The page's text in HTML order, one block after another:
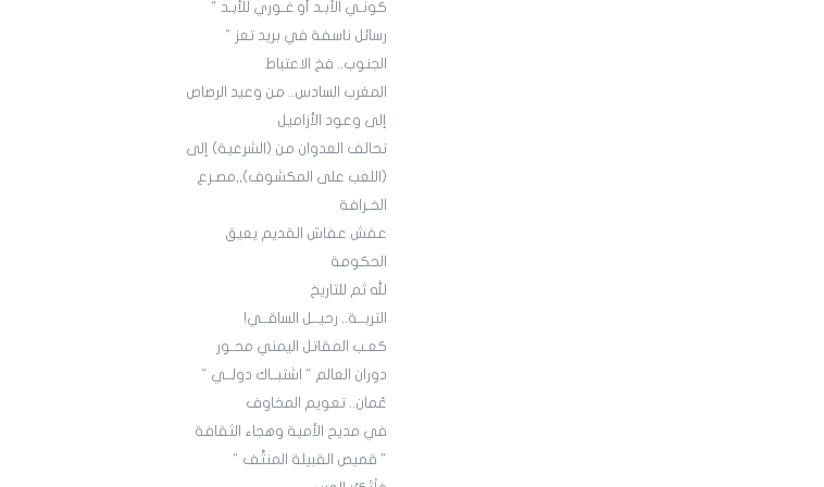
كونـي الأبـد أو غـوري للأبـد "
رسائل ناسفة في بريد تعز "
الجنوب.. فخ الاعتباط
المغرب السادس.. من وعيد الرصاص
إلى وعود الأزاميل
تحالف العدوان من (الشرعية) إلى
(اللعب على المكشوف),,مصـرع
الخـرافة
عفش عفاش القديم يعيق
الحكومة
لله ثم للتاريخ
التربــة.. رحيــل الساقــي!
كعـب المقاتل اليمني محـور
دوران العالم " اشتبــاك دولــي "
عُمان.. تعويم المخاوف
في مديح الأمية وهجاء الثقافة
" قميص القبيلة المنتَّف "